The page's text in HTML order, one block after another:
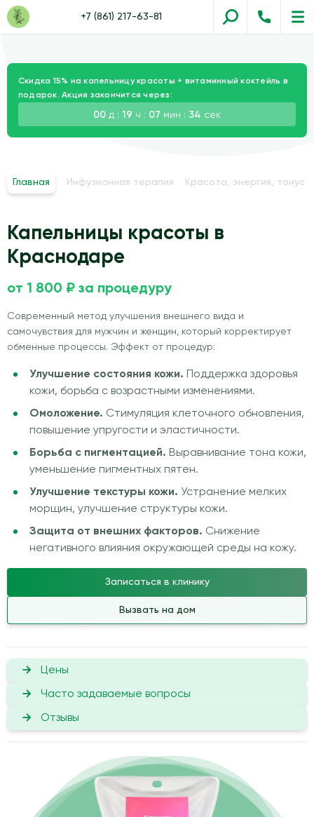
+7 (861) 217-63-81
Скидка 15% на капельницу красоты + витаминный коктейль в
подарок. Акция закончится через:
00 д :19 ч : 07 мин : 33 сек
Главная Инфузионная терапия Красота, энергия, тонус
Капельницы красоты в
Краснодаре
от 1 800 ₽ за процедуру
Современный метод улучшения внешнего вида и
самочувствия для мужчин и женщин, который корректирует
обменные процессы. Эффект от процедур:
Улучшение состояния кожи. Поддержка здоровья
кожи, борьба с возрастными изменениями.
Омоложение. Стимуляция клеточного обновления,
повышение упругости и эластичности.
Борьба с пигментацией. Выравнивание тона кожи,
уменьшение пигментных пятен.
Улучшение текстуры кожи. Устранение мелких
морщин, улучшение структуры кожи.
Защита от внешних факторов. Снижение
негативного влияния окружающей среды на кожу.
Записаться в клинику
Вызвать на дом
Цены
Часто задаваемые вопросы
Отзывы